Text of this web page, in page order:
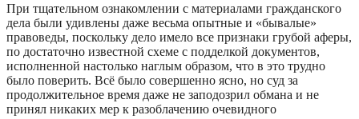
При тщательном ознакомлении с материалами гражданского
дела были удивлены даже весьма опытные и «бывалые»
правоведы, поскольку дело имело все признаки грубой аферы,
по достаточно известной схеме с подделкой документов,
исполненной настолько наглым образом, что в это трудно
было поверить. Всё было совершенно ясно, но суд за
продолжительное время даже не заподозрил обмана и не
принял никаких мер к разоблачению очевидного